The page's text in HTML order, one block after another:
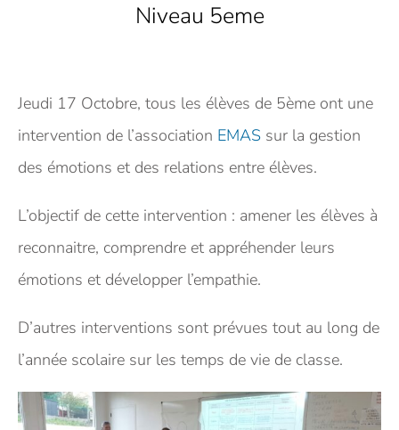
Niveau 5eme
Jeudi 17 Octobre, tous les élèves de 5ème ont une
intervention de l’association EMAS sur la gestion
des émotions et des relations entre élèves.
L’objectif de cette intervention : amener les élèves à
reconnaitre, comprendre et appréhender leurs
émotions et développer l’empathie.
D’autres interventions sont prévues tout au long de
l’année scolaire sur les temps de vie de classe.